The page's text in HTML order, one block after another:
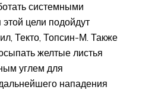
системными
цели подойдут
Текто, Топсин-М. Также
желтые листья
углем для
нападения